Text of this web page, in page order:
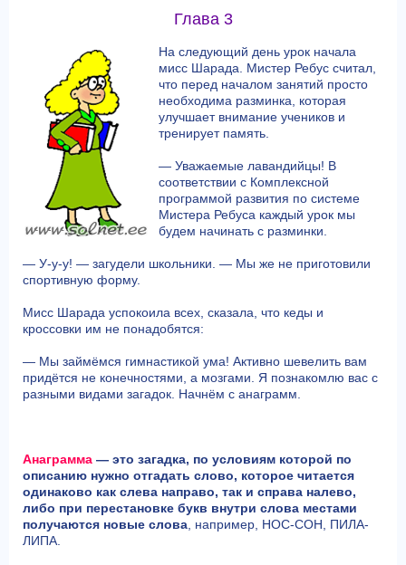
Глава 3
На следующий день урок начала
мисс Шарада. Мистер Ребус считал,
что перед началом занятий просто
необходима разминка, которая
улучшает внимание учеников и
тренирует память.
— Уважаемые лавандийцы! В
соответствии с Комплексной
программой развития по системе
Мистера Ребуса каждый урок мы
будем начинать с разминки.
— У-у-у! — загудели школьники. — Мы же не приготовили
спортивную форму.
Мисс Шарада успокоила всех, сказала, что кеды и
кроссовки им не понадобятся:
— Мы займёмся гимнастикой ума! Активно шевелить вам
придётся не конечностями, а мозгами. Я познакомлю вас с
разными видами загадок. Начнём с анаграмм.
Анаграмма — это загадка, по условиям которой по
описанию нужно отгадать слово, которое читается
одинаково как слева направо, так и справа налево,
либо при перестановке букв внутри слова местами
получаются новые слова , например, НОС-СОН, ПИЛА-
ЛИПА.